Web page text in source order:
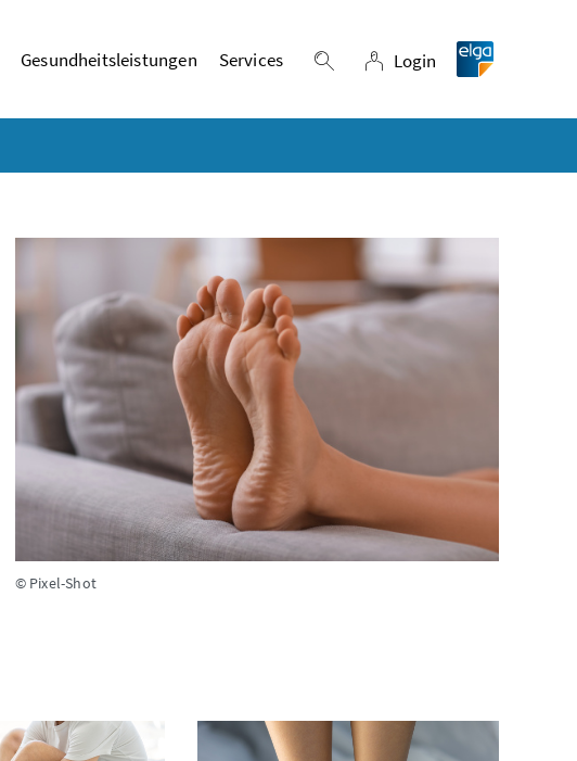
Gesundheitsleistungen Services Suche einblenden
Login
Login
© Pixel-Shot